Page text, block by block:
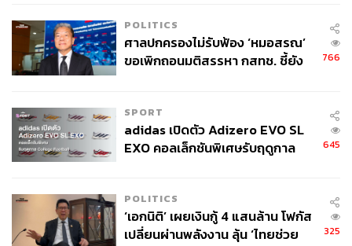
POLITICS
ศาลปกครองไม่รับฟ้อง ‘หมอสรณ’
ขอเพิกถอนมติสรรหา กสทช. ชี้ยัง
766
SPORT
adidas เปิดตัว Adizero EVO SL
EXO คอลเล็กชันพิเศษรับฤดูกาล
645
POLITICS
‘เอกนิติ’ เผยเงินกู้ 4 แสนล้าน โฟกัส
เปลี่ยนผ่านพลังงาน ลุ้น ‘ไทยช่วย
325